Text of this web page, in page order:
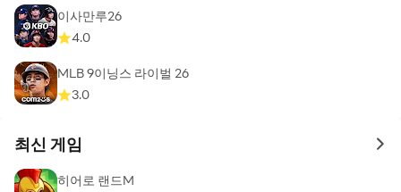
이사만루26
4.0
MLB 9이닝스 라이벌 26
3.0
최신 게임 to
히어로 랜드M